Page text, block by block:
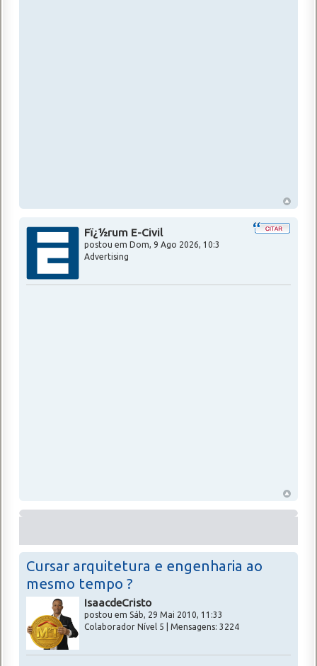
Fï¿½rum E-Civil
postou em Dom, 9 Ago 2026, 10:3
Advertising
Cursar arquitetura e engenharia ao
mesmo tempo ?
IsaacdeCristo
postou em Sáb, 29 Mai 2010, 11:33
Colaborador Nível 5 | Mensagens: 3224